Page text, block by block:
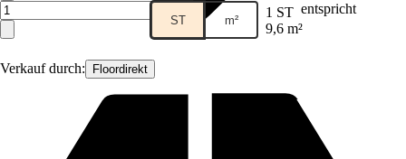
Verkauf durch: Floordirekt
ST m² 1 ST entspricht
9,6 m²